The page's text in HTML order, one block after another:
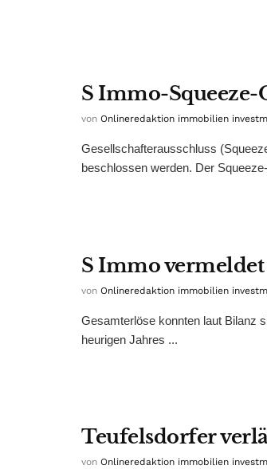
S Immo-
von Onlineredaktion immobilien
Gesellschafterausschluss
beschlossen werden. Der
S Immo vermeldet
von Onlineredaktion immobilien
Gesamterlöse konnten laut Bilanz
heurigen Jahres ...
Teufelsdorfer
von Onlineredaktion immobilien